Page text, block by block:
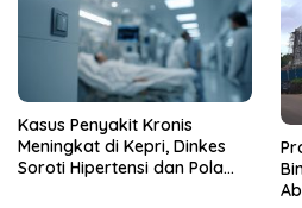
Kasus Penyakit Kronis
Meningkat di Kepri, Dinkes
Soroti Hipertensi dan Pola